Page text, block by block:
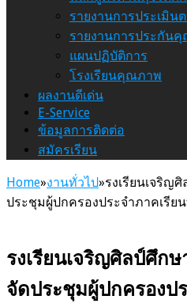
รายงานการประเมินต
รายงานการประกัน
แผนปฏิบัติการ
โรงเรียนคุณภาพ
ผลงานดีเด่น
E-Service
ข้อมูลการติดต่อ
สมัครเรียน
Home»งานทั่วไป»รงเรียนเจริญ
ประชุมผู้ปกครองประจำภาคเรีย
รงเรียนเจริญศิลป์ศึก
จัดประชุมผู้ปกครองป